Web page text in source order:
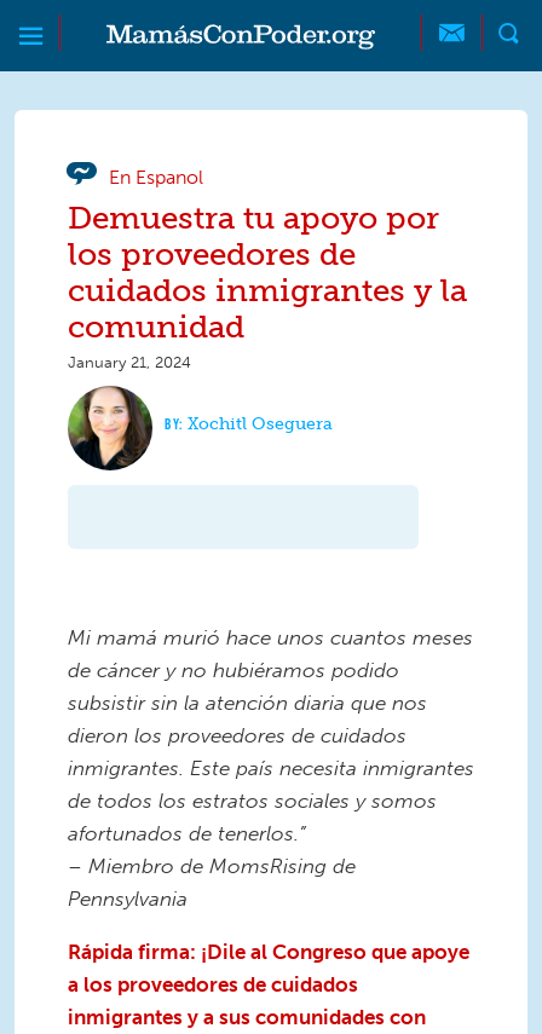
Skip to main content
Skip to main content
MamásConPoder
En Espanol
Demuestra tu apoyo por
los proveedores de
cuidados inmigrantes y la
comunidad
January 21, 2024
Xochitl Oseguera
Mi mamá murió hace unos cuantos meses
de cáncer y no hubiéramos podido
subsistir sin la atención diaria que nos
dieron los proveedores de cuidados
inmigrantes. Este país necesita inmigrantes
de todos los estratos sociales y somos
afortunados de tenerlos.”
– Miembro de MomsRising de
Pennsylvania
Rápida firma: ¡Dile al Congreso que apoye
a los proveedores de cuidados
inmigrantes y a sus comunidades con